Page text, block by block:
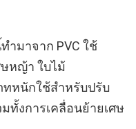
มาจาก PVC ใช้
หญ้า ใบไม้
ทหนักใช้สำหรับปรับ
ทั้งการเคลื่อนย้ายเศษ